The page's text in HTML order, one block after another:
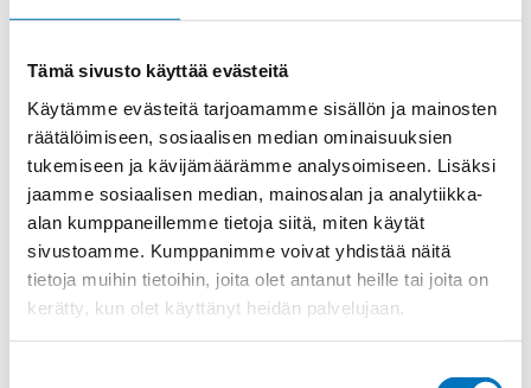
Tämä sivusto käyttää evästeitä
Käytämme evästeitä tarjoamamme sisällön ja mainosten
räätälöimiseen, sosiaalisen median ominaisuuksien
tukemiseen ja kävijämäärämme analysoimiseen. Lisäksi
jaamme sosiaalisen median, mainosalan ja analytiikka-
alan kumppaneillemme tietoja siitä, miten käytät
sivustoamme. Kumppanimme voivat yhdistää näitä
tietoja muihin tietoihin, joita olet antanut heille tai joita on
kerätty, kun olet käyttänyt heidän palvelujaan.
Saman kaapelin eri versiot
Ohjauskaapeli ÖPVC-JZ 4G25
Ohjauskaapeli ÖPVC-JZ 5G25